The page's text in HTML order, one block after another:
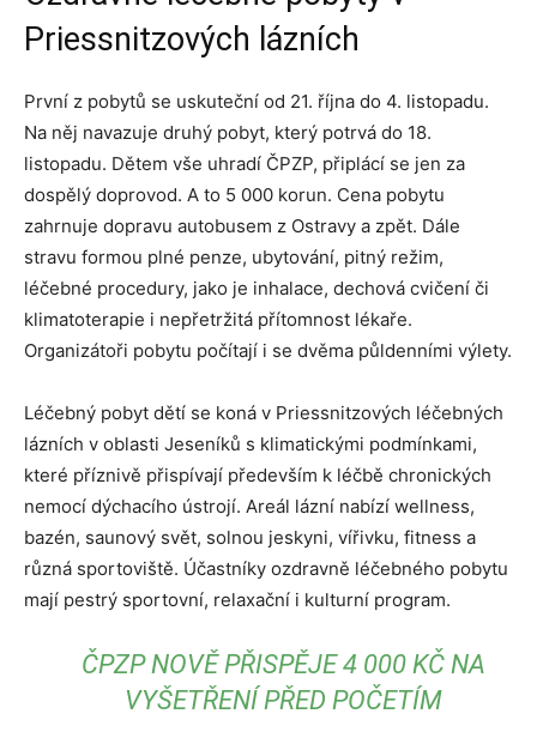
Priessnitzových lázních
První z pobytů se uskuteční od 21. října do 4. listopadu.
Na něj navazuje druhý pobyt, který potrvá do 18.
listopadu. Dětem vše uhradí ČPZP, připlácí se jen za
dospělý doprovod. A to 5 000 korun. Cena pobytu
zahrnuje dopravu autobusem z Ostravy a zpět. Dále
stravu formou plné penze, ubytování, pitný režim,
léčebné procedury, jako je inhalace, dechová cvičení či
klimatoterapie i nepřetržitá přítomnost lékaře.
Organizátoři pobytu počítají i se dvěma půldenními výlety.
Léčebný pobyt dětí se koná v Priessnitzových léčebných
lázních v oblasti Jeseníků s klimatickými podmínkami,
které příznivě přispívají především k léčbě chronických
nemocí dýchacího ústrojí. Areál lázní nabízí wellness,
bazén, saunový svět, solnou jeskyni, vířivku, fitness a
různá sportoviště. Účastníky ozdravně léčebného pobytu
mají pestrý sportovní, relaxační i kulturní program.
ČPZP NOVĚ PŘISPĚJE 4 000 KČ NA
VYŠETŘENÍ PŘED POČETÍM